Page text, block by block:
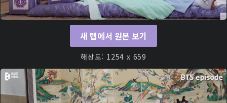
새 탭에서 원본 보기
해상도: 1254 x 659